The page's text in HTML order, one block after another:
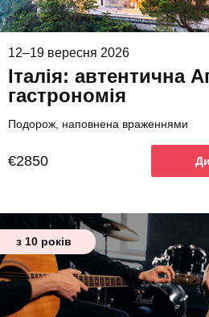
12–19 вересня 2026
Італія: автентична
гастрономія
Подорож, наповнена враженнями
€2850
з 10 років